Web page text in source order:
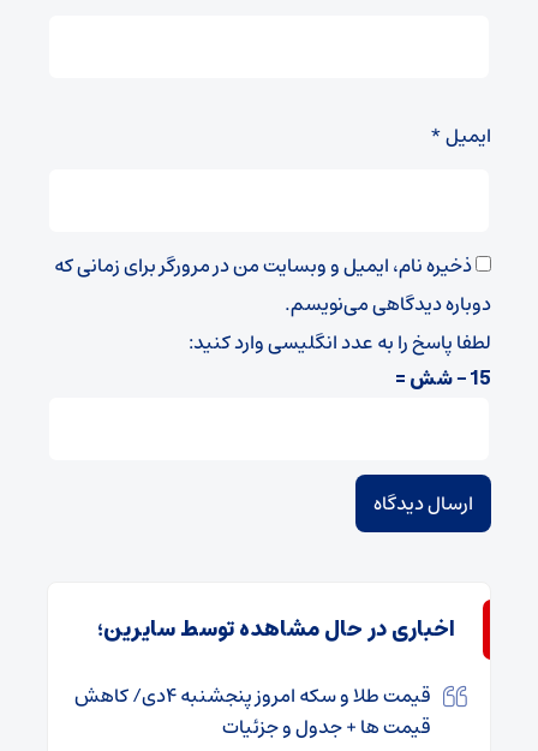
ایمیل*
ذخیره نام، ایمیل و وبسایت من در مرورگر برای زمانی که
دوباره دیدگاهی می‌نویسم.
لطفا پاسخ را به عدد انگلیسی وارد کنید:
15 − شش =
اخباری در حال مشاهده توسط سایرین؛
قیمت طلا و سکه امروز پنجشنبه ۴دی/ کاهش
قیمت ها + جدول و جزئیات